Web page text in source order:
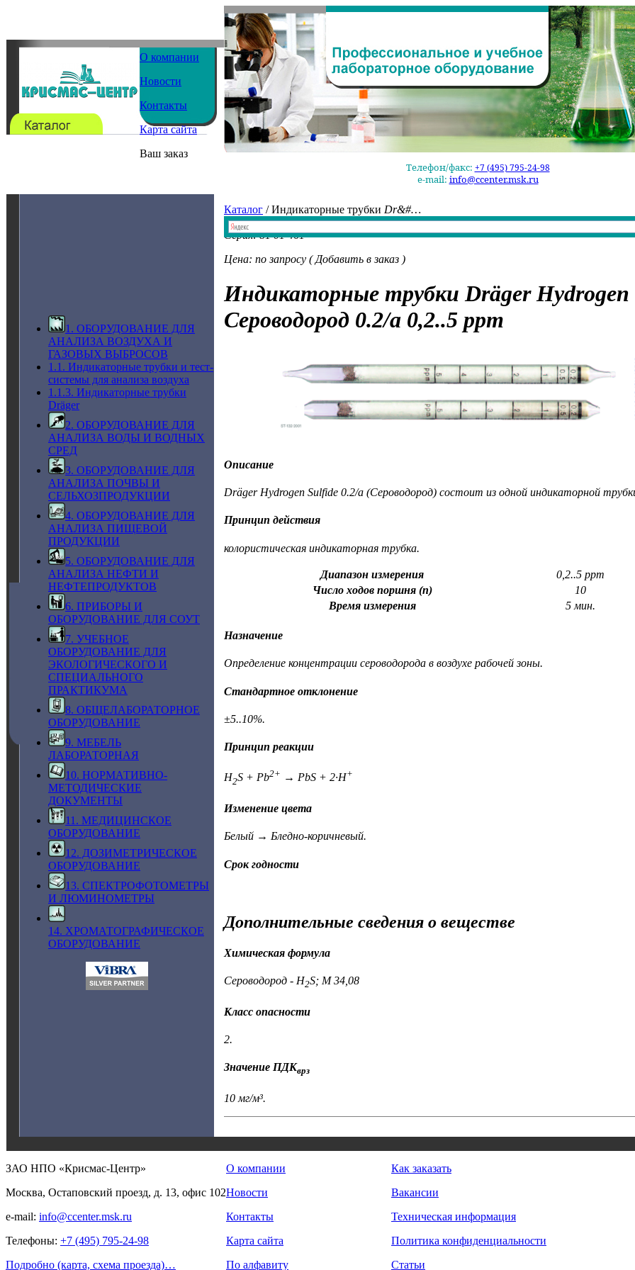
О компании
Новости
Контакты
Карта сайта
Ваш заказ
Телефон/факс: +7 (495) 795-24-98
e-mail: info@ccenter.msk.ru
1. ОБОРУДОВАНИЕ ДЛЯ
АНАЛИЗА ВОЗДУХА И
ГАЗОВЫХ ВЫБРОСОВ
1.1. Индикаторные трубки и тест-
системы для анализа воздуха
1.1.3. Индикаторные трубки
Dräger
2. ОБОРУДОВАНИЕ ДЛЯ
АНАЛИЗА ВОДЫ И ВОДНЫХ
СРЕД
3. ОБОРУДОВАНИЕ ДЛЯ
АНАЛИЗА ПОЧВЫ И
СЕЛЬХОЗПРОДУКЦИИ
4. ОБОРУДОВАНИЕ ДЛЯ
АНАЛИЗА ПИЩЕВОЙ
ПРОДУКЦИИ
5. ОБОРУДОВАНИЕ ДЛЯ
АНАЛИЗА НЕФТИ И
НЕФТЕПРОДУКТОВ
6. ПРИБОРЫ И
ОБОРУДОВАНИЕ ДЛЯ СОУТ
7. УЧЕБНОЕ
ОБОРУДОВАНИЕ ДЛЯ
ЭКОЛОГИЧЕСКОГО И
СПЕЦИАЛЬНОГО
ПРАКТИКУМА
8. ОБЩЕЛАБОРАТОРНОЕ
ОБОРУДОВАНИЕ
9. МЕБЕЛЬ
ЛАБОРАТОРНАЯ
10. НОРМАТИВНО-
МЕТОДИЧЕСКИЕ
ДОКУМЕНТЫ
11. МЕДИЦИНСКОЕ
ОБОРУДОВАНИЕ
12. ДОЗИМЕТРИЧЕСКОЕ
ОБОРУДОВАНИЕ
13. СПЕКТРОФОТОМЕТРЫ
И ЛЮМИНОМЕТРЫ
14. ХРОМАТОГРАФИЧЕСКОЕ
ОБОРУДОВАНИЕ
Каталог / Индикаторные трубки Dr&#…
Серия: 81 01 461
Цена: по запросу ( Добавить в заказ )
Индикаторные трубкиDräger
Сероводород 0.2/a 0,2..5 ppm
Описание
Dräger Hydrogen Sulfide 0.2/a (Сероводород) состоит из одной индикаторной
Принцип действия
колористическая индикаторная трубка.
Диапазон измерения
0,2..5 ppm
Число ходов поршня (n)
10
Время измерения
5 мин.
Назначение
Определение концентрации сероводорода в воздухе рабочей зоны.
Стандартное отклонение
±5..10%.
Принцип реакции
H2S + Pb2+ → PbS + 2·H+
Изменение цвета
Белый → Бледно-коричневый.
Срок годности
Дополнительные сведения о веществе
Химическая формула
Сероводород - H2S; M 34,08
Класс опасности
2.
Значение ПДКврз
10 мг/м³.
ЗАО НПО «Крисмас-Центр»
Москва, Остаповский проезд, д. 13, офис 102
e-mail: info@ccenter.msk.ru
Телефоны: +7 (495) 795-24-98
Подробно (карта, схема проезда)…
О компании
Новости
Контакты
Карта сайта
По алфавиту
Как заказать
Вакансии
Техническая информация
Политика конфиденциальности
Статьи